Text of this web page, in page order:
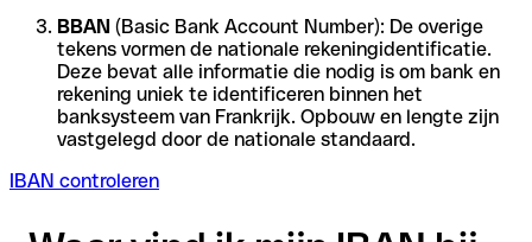
BBAN (Basic Bank Account Number): De overige
tekens vormen de nationale rekeningidentificatie.
Deze bevat alle informatie die nodig is om bank en
rekening uniek te identificeren binnen het
banksysteem van Frankrijk. Opbouw en lengte zijn
vastgelegd door de nationale standaard.
IBAN controleren